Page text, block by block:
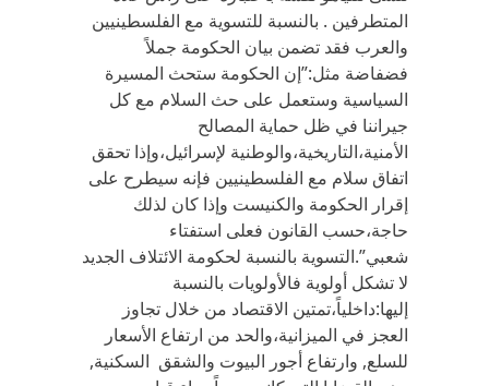
المتطرفين . بالنسبة للتسوية مع الفلسطينيين
والعرب فقد تضمن بيان الحكومة جملاً
فضفاضة مثل:”إن الحكومة ستحث المسيرة
السياسية وستعمل على حث السلام مع كل
جيراننا في ظل حماية المصالح
الأمنية،التاريخية،والوطنية لإسرائيل،وإذا تحقق
اتفاق سلام مع الفلسطينيين فإنه سيطرح على
إقرار الحكومة والكنيست وإذا كان لذلك
حاجة،حسب القانون فعلى استفتاء
شعبي”.التسوية بالنسبة لحكومة الائتلاف الجديد
لا تشكل أولوية فالأولويات بالنسبة
إليها:داخلياً،تمتين الاقتصاد من خلال تجاوز
العجز في الميزانية،والحد من ارتفاع الأسعار
للسلع, وارتفاع أجور البيوت والشقق السكنية,